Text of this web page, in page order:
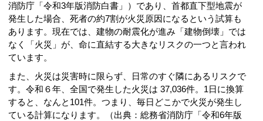
消防庁「令和3年版消防白書」）であり、首都直下型地震が
発生した場合、死者の約7割が火災原因になるという試算も
あります。現在では、建物の耐震化が進み「建物倒壊」では
なく「火災」が、命に直結する大きなリスクの一つと言われ
ています。
また、火災は災害時に限らず、日常のすぐ隣にあるリスクで
す。令和６年、全国で発生した火災は 37,036件。1日に換算
すると、なんと101件。つまり、毎日どこかで火災が発生し
ている計算になります。（出典：総務省消防庁「令和6年版